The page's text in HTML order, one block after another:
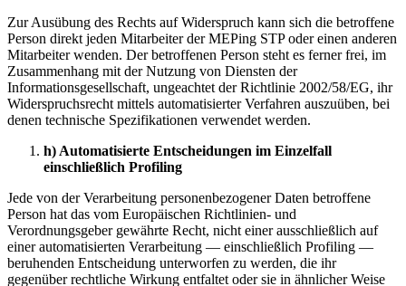
Zur Ausübung des Rechts auf Widerspruch kann sich die betroffene
Person direkt jeden Mitarbeiter der MEPing STP oder einen anderen
Mitarbeiter wenden. Der betroffenen Person steht es ferner frei, im
Zusammenhang mit der Nutzung von Diensten der
Informationsgesellschaft, ungeachtet der Richtlinie 2002/58/EG, ihr
Widerspruchsrecht mittels automatisierter Verfahren auszuüben, bei
denen technische Spezifikationen verwendet werden.
h) Automatisierte Entscheidungen im Einzelfall
einschließlich Profiling
Jede von der Verarbeitung personenbezogener Daten betroffene
Person hat das vom Europäischen Richtlinien- und
Verordnungsgeber gewährte Recht, nicht einer ausschließlich auf
einer automatisierten Verarbeitung — einschließlich Profiling —
beruhenden Entscheidung unterworfen zu werden, die ihr
gegenüber rechtliche Wirkung entfaltet oder sie in ähnlicher Weise